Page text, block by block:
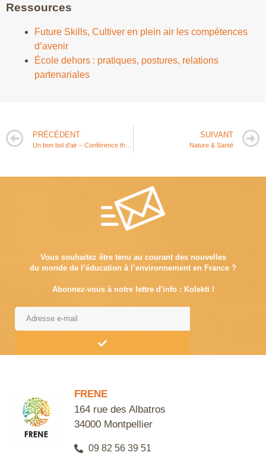
Ressources
Future Skills, Cultiver en plein air les compétences
d’avenir
École dehors : pratiques, postures, relations
partenariales
PRÉCÉDENT SUIVANT
Nature & Santé
Vous souhaitez être tenu au courant des nouvelles
du monde de l’éducation à l’environnement en France ?
Abonnez-vous à notre lettre d'info : Kolekti !
FRENE
164 rue des Albatros
34000 Montpellier
09 82 56 39 51